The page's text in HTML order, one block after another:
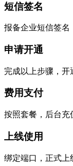
短信签名
报备企业短信签名
申请开通
完成以上步骤，开
费用支付
按照套餐，后台充
上线使用
绑定端口，正式上